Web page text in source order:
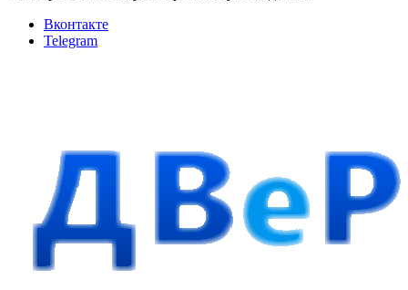
Вконтакте
Telegram